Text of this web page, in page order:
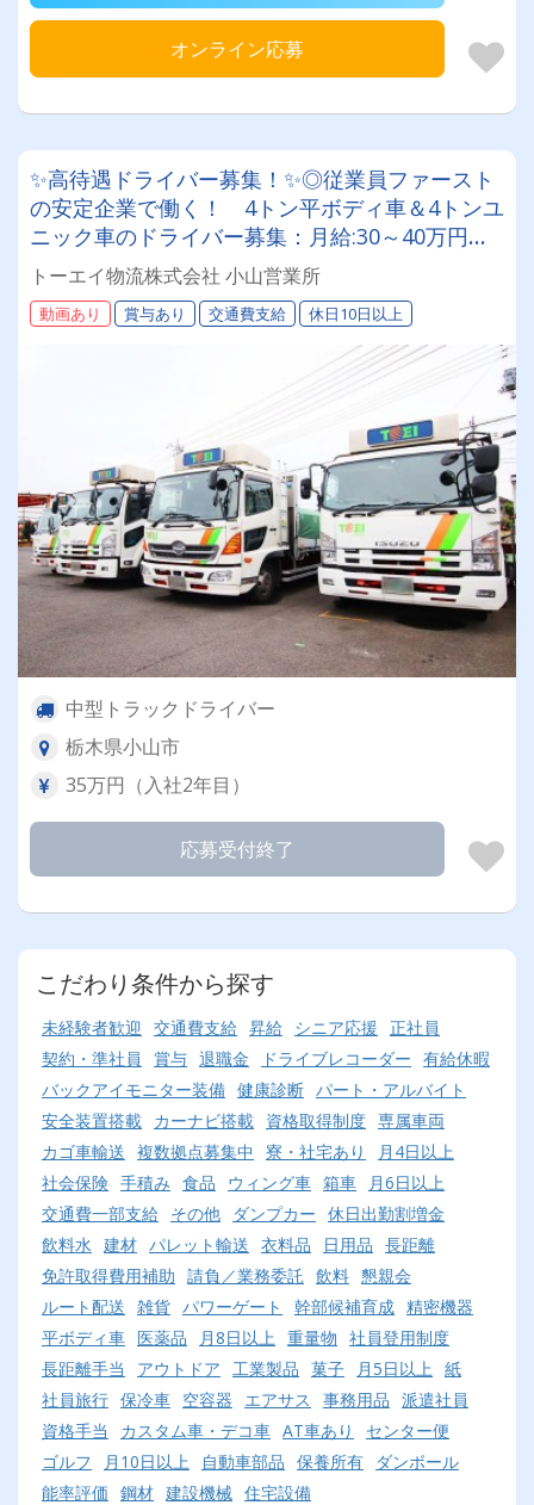
オンライン応募
✨高待遇ドライバー募集！✨◎従業員ファースト
の安定企業で働く！ 4トン平ボディ車＆4トンユ
ニック車のドライバー募集：月給:30～40万円！
◎退職金２つ！◎賞与年２回◎◎年間休日120
日！基本、土日祝休み◎ ◎未経験歓迎、経験者
優遇、女性も活躍！◎スキルアップも可◎
トーエイ物流株式会社 小山営業所
動画あり 賞与あり 交通費支給 休日10日以上
中型トラックドライバー
栃木県小山市
35万円（入社2年目）
応募受付終了
こだわり条件から探す
未経験者歓迎 交通費支給 昇給 シニア応援 正社員
契約・準社員
賞与 退職金 ドライブレコーダー 有給休暇
バックアイモニター装備 健康診断 パート・アルバイト
安全装置搭載 カーナビ搭載 資格取得制度 専属車両
カゴ車輸送 複数拠点募集中 寮・社宅あり
月4日以上
社会保険 手積み 食品 ウィング車 箱車
月6日以上
交通費一部支給
その他 ダンプカー 休日出勤割増金
飲料水 建材 パレット輸送 衣料品 日用品 長距離
免許取得費用補助 請負／業務委託 飲料 懇親会
ルート配送 雑貨 パワーゲート 幹部候補育成 精密機器
平ボディ車 医薬品 月8日以上 重量物 社員登用制度
長距離手当
アウトドア 工業製品 菓子 月5日以上 紙
社員旅行 保冷車 空容器 エアサス 事務用品 派遣社員
資格手当
カスタム車・デコ車 AT車あり
センター便
ゴルフ
月10日以上 自動車部品 保養所有
ダンボール
能率評価 鋼材 建設機械 住宅設備